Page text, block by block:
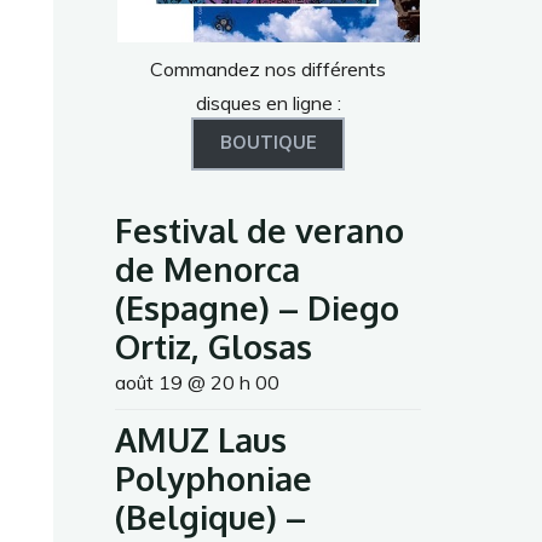
Commandez nos différents
disques en ligne :
BOUTIQUE
Festival de verano
de Menorca
(Espagne) – Diego
Ortiz, Glosas
août 19 @ 20 h 00
AMUZ Laus
Polyphoniae
(Belgique) –